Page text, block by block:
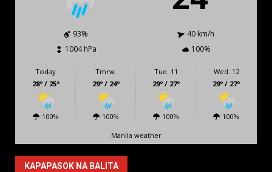
93%
40 km/h
1004 hPa
100%
Today
28º / 25º
100%
Tmrw.
29º / 24º
100%
Tue. 11
29º / 27º
100%
Wed. 12
29º / 27º
100%
Manila weather
KAPAPASOK NA BALITA